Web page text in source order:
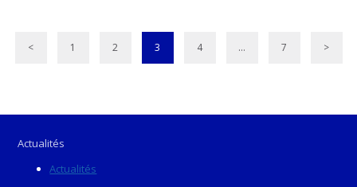
< 1 2 3 4 … 7 >
Actualités
Actualités